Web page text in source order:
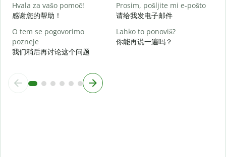
Hvala za vašo pomoč!
感谢您的帮助！
Prosim, pošljite mi e-pošto
请给我发电子邮件
O tem se pogovorimo
pozneje
我们稍后再讨论这个问题
Lahko to ponoviš?
你能再说一遍吗？